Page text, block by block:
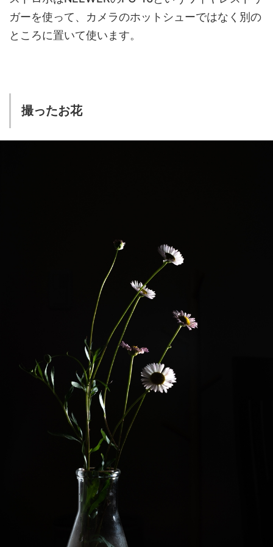
ガーを使って、カメラのホットシューではなく別の
ところに置いて使います。
撮ったお花